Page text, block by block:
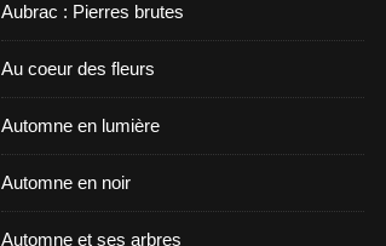
Aubrac : Pierres brutes
Au coeur des fleurs
Automne en lumière
Automne en noir
Automne et ses arbres